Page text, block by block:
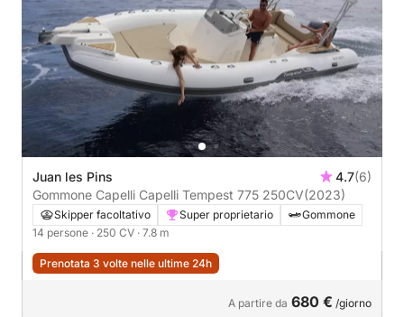
Juan les Pins 4.7(6)
Gommone Capelli Capelli Tempest 775 250CV(2023)
Skipper facoltativo Super proprietario
Gommone
14 persone · 250 CV · 7.8 m
Prenotata 3 volte nelle ultime 24h
A partire da 680 € /giorno